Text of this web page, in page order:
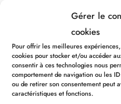
Gérer le
cookies
Pour offrir les meilleures
cookies pour stocker et/ou accéder
consentir à ces technologies nous
comportement de navigation ou les
ou de retirer son consentement peut
caractéristiques et fonctions.
reserveren bij de
We volgen de
personen in het
elke sessie wordt
gezondheid te